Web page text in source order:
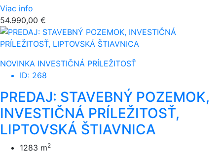
Viac info
54.990,00 €
NOVINKA INVESTIČNÁ PRÍLEŽITOSŤ
ID: 268
PREDAJ: STAVEBNÝ POZEMOK,
INVESTIČNÁ PRÍLEŽITOSŤ,
LIPTOVSKÁ ŠTIAVNICA
1283 m2